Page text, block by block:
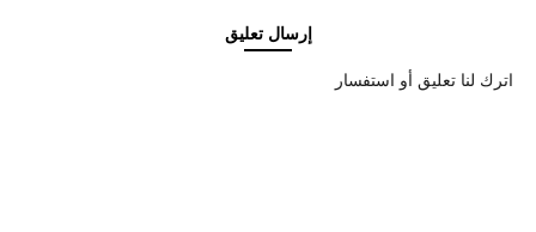
إرسال تعليق
اترك لنا تعليق أو استفسار